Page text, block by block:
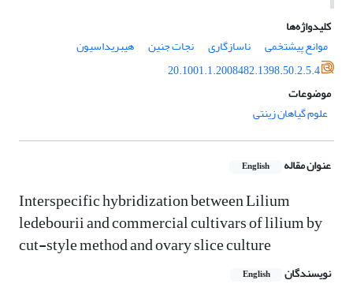
کلیدواژه‌ها
موانع پیش‎تخمی
ناسازگاری نجات جنین
هیبریداسیون
20.1001.1.2008482.1398.50.2.5.4
موضوعات
علوم گیاهان زینتی
عنوان مقاله English
Interspecific hybridization between Lilium
ledebourii and commercial cultivars of lilium by
cut-style method and ovary slice culture
نویسندگان English